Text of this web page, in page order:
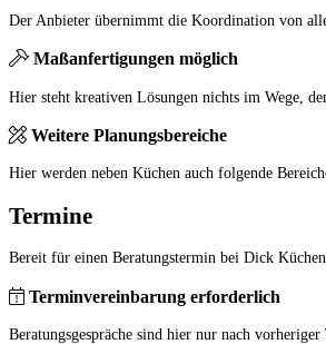
Der Anbieter übernimmt die Koordination von
Maßanfertigungen möglich
Hier steht kreativen Lösungen nichts im Wege,
Weitere Planungsbereiche
Hier werden neben Küchen auch folgende
Termine
Bereit für einen Beratungstermin bei Dick
Terminvereinbarung erforderlich
Beratungsgespräche sind hier nur nach